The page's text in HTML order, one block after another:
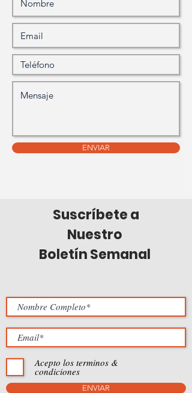
ENVIAR
Suscríbete a
Nuestro
Boletín Semanal
Acepto los terminos &
condiciones
ENVIAR